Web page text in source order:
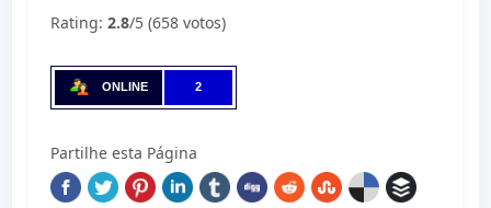
Rating:2.8/5 (658 votos)
ONLINE 2
Partilhe esta Página